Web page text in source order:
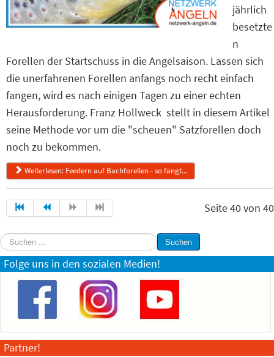
jährlich
besetzte
n
Forellen der Startschuss in die Angelsaison. Lassen sich
die unerfahrenen Forellen anfangs noch recht einfach
fangen, wird es nach einigen Tagen zu einer echten
Herausforderung. Franz Hollweck stellt in diesem Artikel
seine Methode vor um die "scheuen" Satzforellen doch
noch zu bekommen.
Weiterlesen: Feedern auf Bachforellen - so fängt...
Seite 40 von 40
Suchen
...
Suchen
Folge uns in den sozialen Medien!
Partner!